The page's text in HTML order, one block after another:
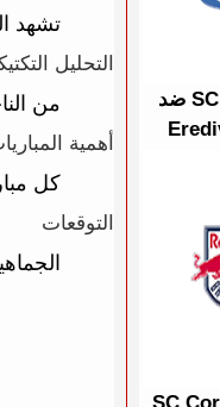
تشهد
التحليل
من
أهمية
كل
التوقعات
2026-08-09 موعد لقاء SC Heerenveen ضد